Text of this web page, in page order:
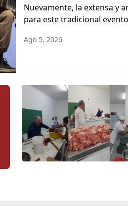
Nuevamente, la extensa y
para este tradicional evento
Ago 5, 2026